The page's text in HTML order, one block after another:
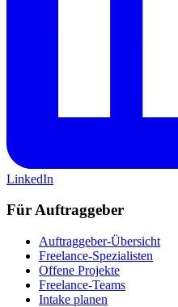
LinkedIn
Für Auftraggeber
Auftraggeber-Übersicht
Freelance-Spezialisten
Offene Projekte
Freelance-Teams
Intake planen